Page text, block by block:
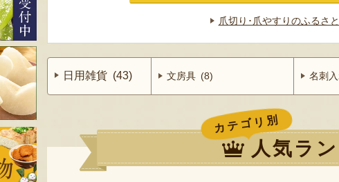
爪切り･爪やすりのふるさ
日用雑貨 (43) 文房具 (8) 名刺
カテゴリ別
人気ラ